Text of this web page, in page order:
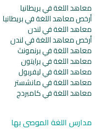
معاهد اللغة في بريطانيا
أرخص معاهد اللغة في بريطانيا
معاهد اللغة في لندن
أرخص معاهد اللغة في لندن
معاهد اللغة في برنمونث
معاهد اللغة في برايتون
معاهد اللغة في ليفربول
معاهد اللغة في مانشستر
معاهد اللغة في كامبردج
مدارس اللغة الموصى بها